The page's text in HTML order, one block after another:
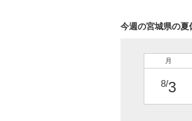
今週の宮城県の夏
月
8/3